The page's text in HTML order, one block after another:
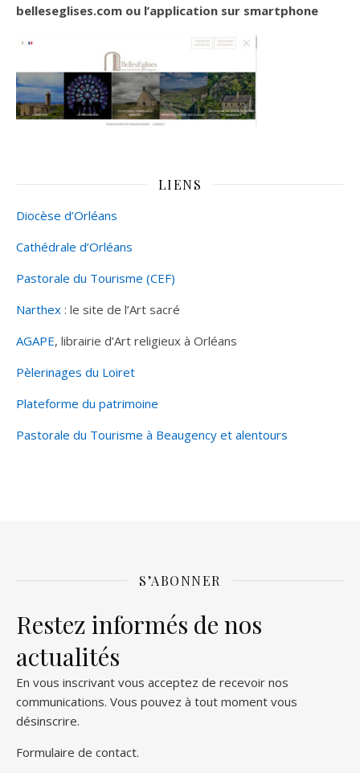
belleseglises.com ou l’application sur smartphone
LIENS
Diocèse d’Orléans
Cathédrale d’Orléans
Pastorale du Tourisme (CEF)
Narthex : le site de l’Art sacré
AGAPE, librairie d’Art religieux à Orléans
Pèlerinages du Loiret
Plateforme du patrimoine
Pastorale du Tourisme à Beaugency et alentours
S’ABONNER
Restez informés de nos
actualités
En vous inscrivant vous acceptez de recevoir nos
communications. Vous pouvez à tout moment vous
désinscrire.
Formulaire de contact.